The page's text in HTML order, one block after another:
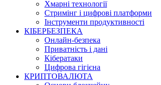
Хмарні технології
Стримінг і цифрові платформи
Інструменти продуктивності
КІБЕРБЕЗПЕКА
Онлайн-безпека
Приватність і дані
Кібератаки
Цифрова гігієна
КРИПТОВАЛЮТА